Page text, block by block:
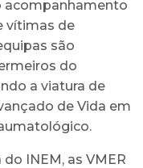
acompanhamento
vítimas de
são
do
a viatura de
de Vida em
INEM, as VMER